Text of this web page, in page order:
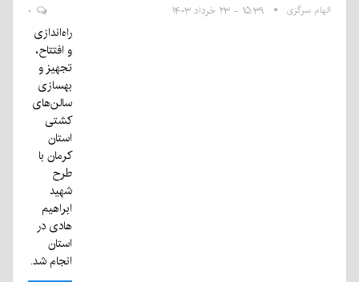
الهام سرگزی ۱۵:۳۹ - ۲۳ خرداد ۱۴۰۳
راه‌اندازی
و افتتاح،
تجهیز و
بهسازی
سالن‌های
کشتی
استان
کرمان با
طرح
شهید
ابراهیم
هادی در
استان
انجام شد.